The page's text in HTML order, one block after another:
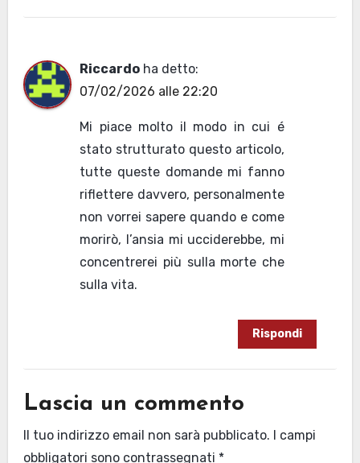
Riccardo ha detto:
07/02/2026 alle 22:20
Mi piace molto il modo in cui é
stato strutturato questo articolo,
tutte queste domande mi fanno
riflettere davvero, personalmente
non vorrei sapere quando e come
morirò, l’ansia mi ucciderebbe, mi
concentrerei più sulla morte che
sulla vita.
Rispondi
Lascia un commento
Il tuo indirizzo email non sarà pubblicato. I campi
obbligatori sono contrassegnati *